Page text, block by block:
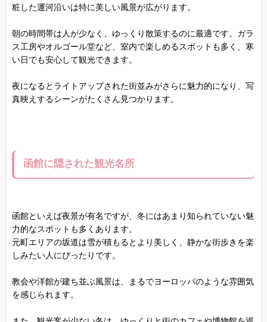
粧した運河沿いは特に美しい風景が広がります。
朝の時間帯は人が少なく、ゆっくり散策するのに最適です。ガラ
ス工房やオルゴール堂など、室内で楽しめるスポットも多く、寒
い日でも安心して観光できます。
夜になるとライトアップされた街並みがさらに魅力的になり、写
真映えするシーンがたくさん見つかります。
函館に隠された観光名所
函館といえば夜景が有名ですが、冬にはあまり知られていない魅
力的なスポットも多くあります。
元町エリアの坂道は雪が積もるとより美しく、静かな街歩きを楽
しみたい人にぴったりです。
教会や洋館が建ち並ぶ風景は、まるでヨーロッパのような雰囲気
を感じられます。